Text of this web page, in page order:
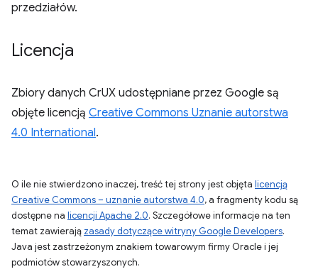
przedziałów.
Licencja
Zbiory danych CrUX udostępniane przez Google są
objęte licencją Creative Commons Uznanie autorstwa
4.0 International.
O ile nie stwierdzono inaczej, treść tej strony jest objęta licencją
Creative Commons – uznanie autorstwa 4.0, a fragmenty kodu są
dostępne na licencji Apache 2.0. Szczegółowe informacje na ten
temat zawierają zasady dotyczące witryny Google Developers.
Java jest zastrzeżonym znakiem towarowym firmy Oracle i jej
podmiotów stowarzyszonych.